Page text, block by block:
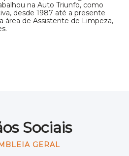
na Auto Triunfo, como
desde 1987 até a presente
área de Assistente de Limpeza,
Sociais
GERAL